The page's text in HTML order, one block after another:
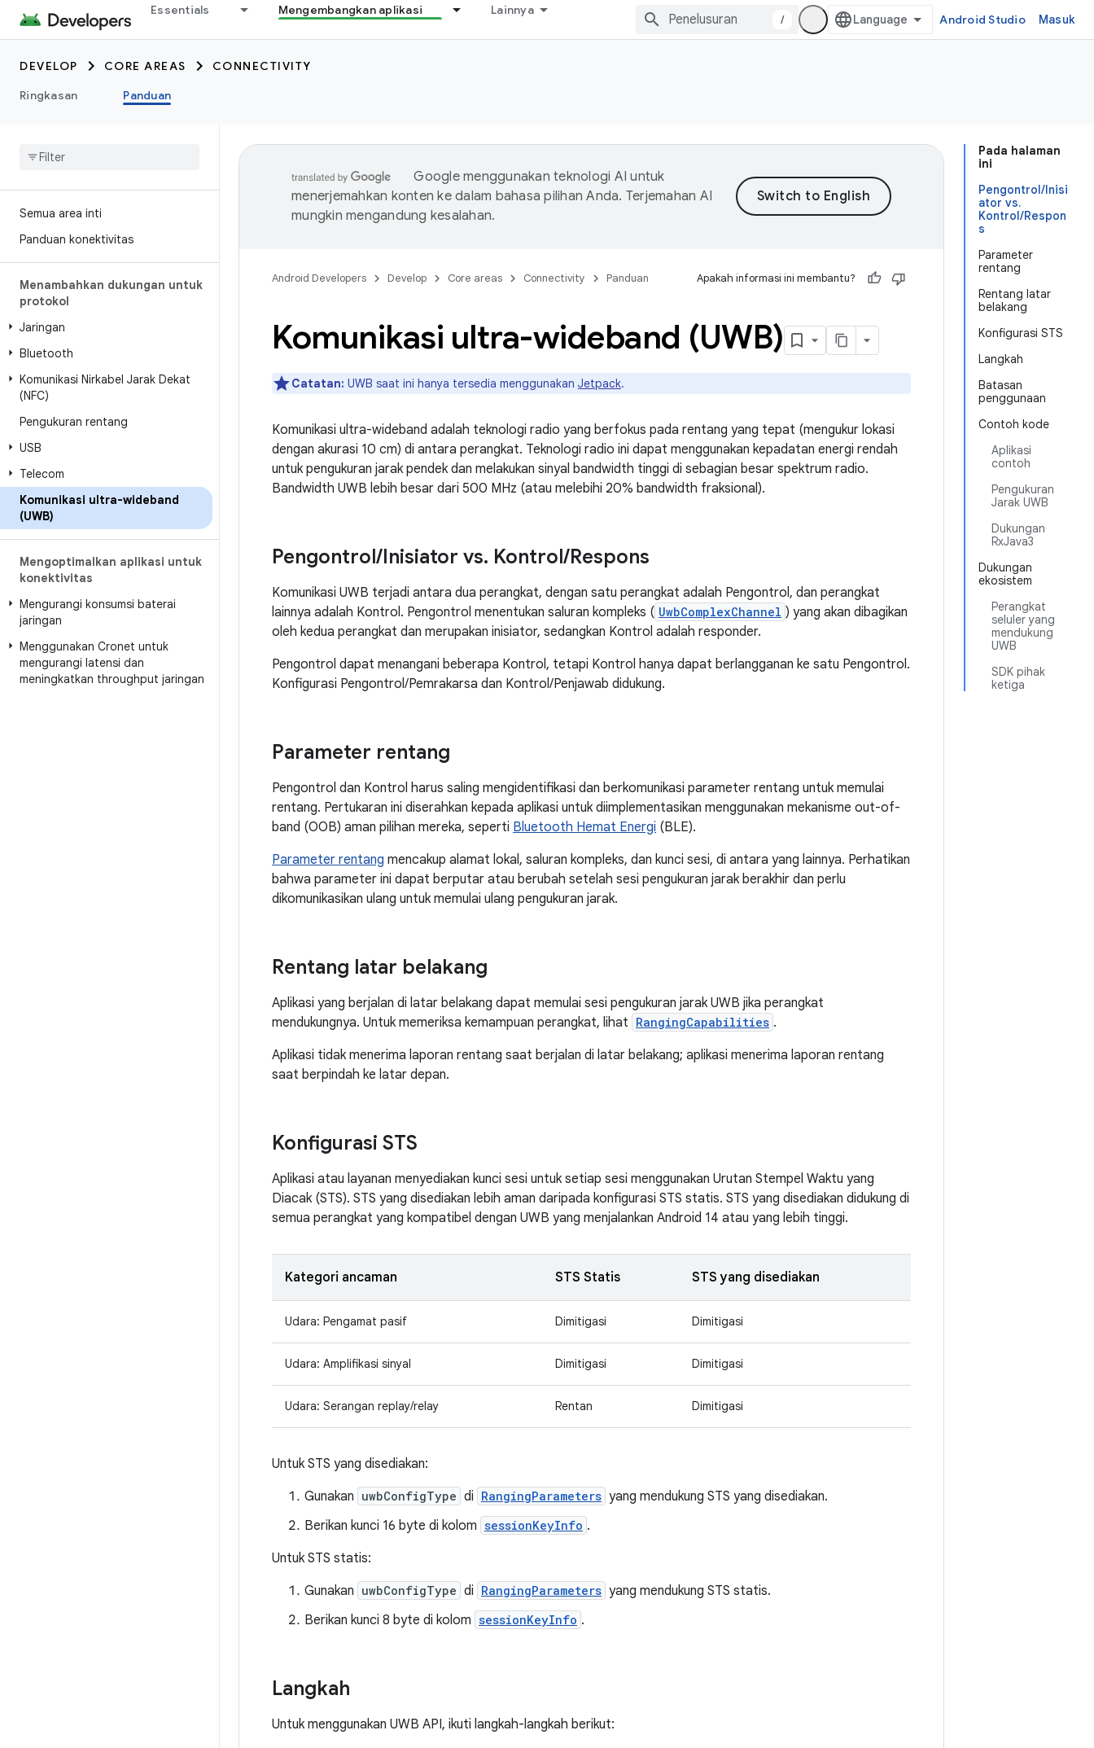
Essentials Mengembangkan aplikasi Lainnya
/ Android Studio Masuk
DEVELOP CORE AREAS
CONNECTIVITY
Ringkasan
Panduan
Semua area inti
Panduan konektivitas
Menambahkan dukungan untuk
protokol
Jaringan
Bluetooth
Komunikasi Nirkabel Jarak Dekat
(NFC)
Pengukuran rentang
USB
Telecom
Komunikasi ultra-wideband
(UWB)
Mengoptimalkan aplikasi untuk
konektivitas
Mengurangi konsumsi baterai
jaringan
Menggunakan Cronet untuk
mengurangi latensi dan
meningkatkan throughput jaringan
Pada halaman
ini
Pengontrol/Inisi
ator vs.
Kontrol/Respon
s
Parameter
rentang
Rentang latar
belakang
Konfigurasi STS
Langkah
Batasan
penggunaan
Contoh kode
Aplikasi
contoh
Pengukuran
Jarak UWB
Dukungan
RxJava3
Dukungan
ekosistem
Perangkat
seluler yang
mendukung
UWB
SDK pihak
ketiga
Google menggunakan teknologi AI untuk
menerjemahkan konten ke dalam bahasa pilihan Anda. Terjemahan AI
mungkin mengandung kesalahan.
Android Developers Develop Core areas Connectivity Panduan Apakah informasi ini membantu?
Komunikasi ultra-wideband (UWB)
Catatan: UWB saat ini hanya tersedia menggunakan Jetpack.
Komunikasi ultra-wideband adalah teknologi radio yang berfokus pada rentang yang tepat (mengukur lokasi
dengan akurasi 10 cm) di antara perangkat. Teknologi radio ini dapat menggunakan kepadatan energi rendah
untuk pengukuran jarak pendek dan melakukan sinyal bandwidth tinggi di sebagian besar spektrum radio.
Bandwidth UWB lebih besar dari 500 MHz (atau melebihi 20% bandwidth fraksional).
Pengontrol/Inisiator vs. Kontrol/Respons
Komunikasi UWB terjadi antara dua perangkat, dengan satu perangkat adalah Pengontrol, dan perangkat
lainnya adalah Kontrol. Pengontrol menentukan saluran kompleks ( UwbComplexChannel ) yang akan dibagikan
oleh kedua perangkat dan merupakan inisiator, sedangkan Kontrol adalah responder.
Pengontrol dapat menangani beberapa Kontrol, tetapi Kontrol hanya dapat berlangganan ke satu Pengontrol.
Konfigurasi Pengontrol/Pemrakarsa dan Kontrol/Penjawab didukung.
Parameter rentang
Pengontrol dan Kontrol harus saling mengidentifikasi dan berkomunikasi parameter rentang untuk memulai
rentang. Pertukaran ini diserahkan kepada aplikasi untuk diimplementasikan menggunakan mekanisme out-of-
band (OOB) aman pilihan mereka, seperti Bluetooth Hemat Energi (BLE).
Parameter rentang mencakup alamat lokal, saluran kompleks, dan kunci sesi, di antara yang lainnya. Perhatikan
bahwa parameter ini dapat berputar atau berubah setelah sesi pengukuran jarak berakhir dan perlu
dikomunikasikan ulang untuk memulai ulang pengukuran jarak.
Rentang latar belakang
Aplikasi yang berjalan di latar belakang dapat memulai sesi pengukuran jarak UWB jika perangkat
mendukungnya. Untuk memeriksa kemampuan perangkat, lihat RangingCapabilities .
Aplikasi tidak menerima laporan rentang saat berjalan di latar belakang; aplikasi menerima laporan rentang
saat berpindah ke latar depan.
Konfigurasi STS
Aplikasi atau layanan menyediakan kunci sesi untuk setiap sesi menggunakan Urutan Stempel Waktu yang
Diacak (STS). STS yang disediakan lebih aman daripada konfigurasi STS statis. STS yang disediakan didukung di
semua perangkat yang kompatibel dengan UWB yang menjalankan Android 14 atau yang lebih tinggi.
Kategori ancaman STS Statis STS yang disediakan
Udara: Pengamat pasif Dimitigasi Dimitigasi
Udara: Amplifikasi sinyal Dimitigasi Dimitigasi
Udara: Serangan replay/relay Rentan Dimitigasi
Untuk STS yang disediakan:
Gunakan uwbConfigType di RangingParameters yang mendukung STS yang disediakan.
Berikan kunci 16 byte di kolom sessionKeyInfo .
Untuk STS statis:
Gunakan uwbConfigType di RangingParameters yang mendukung STS statis.
Berikan kunci 8 byte di kolom sessionKeyInfo .
Langkah
Untuk menggunakan UWB API, ikuti langkah-langkah berikut: